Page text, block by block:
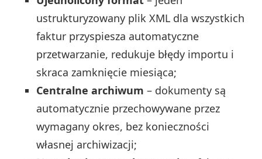
ustrukturyzowany plik XML dla wszystkich
faktur przyspiesza automatyczne
przetwarzanie, redukuje błędy importu i
skraca zamknięcie miesiąca;
Centralne archiwum – dokumenty są
automatycznie przechowywane przez
wymagany okres, bez konieczności
własnej archiwizacji;